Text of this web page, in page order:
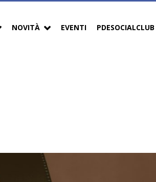
NOVITÀ EVENTI PDESOCIALCLUB